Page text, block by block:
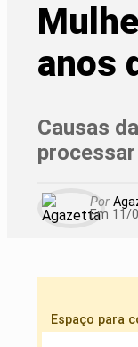
anos
Causas
Por
Em 11/
Espaço para